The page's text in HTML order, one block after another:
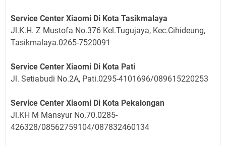
Service Center Xiaomi Di Kota Tasikmalaya
Jl.K.H. Z Mustofa No.376 Kel.Tugujaya, Kec.Cihideung,
Tasikmalaya.0265-7520091
Service Center Xiaomi Di Kota Pati
Jl. Setiabudi No.2A, Pati.0295-4101696/089615220253
Service Center Xiaomi Di Kota Pekalongan
Jl.KH M Mansyur No.70.0285-
426328/08562759104/087832460134